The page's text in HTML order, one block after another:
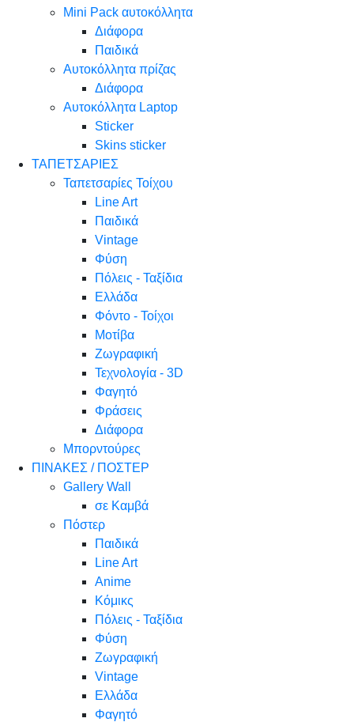
Mini Pack αυτοκόλλητα
Διάφορα
Παιδικά
Αυτοκόλλητα πρίζας
Διάφορα
Αυτοκόλλητα Laptop
Sticker
Skins sticker
ΤΑΠΕΤΣΑΡΙΕΣ
Ταπετσαρίες Τοίχου
Line Art
Παιδικά
Vintage
Φύση
Πόλεις - Ταξίδια
Ελλάδα
Φόντο - Τοίχοι
Μοτίβα
Ζωγραφική
Τεχνολογία - 3D
Φαγητό
Φράσεις
Διάφορα
Μπορντούρες
ΠΙΝΑΚΕΣ / ΠΟΣΤΕΡ
Gallery Wall
σε Καμβά
Πόστερ
Παιδικά
Line Art
Anime
Κόμικς
Πόλεις - Ταξίδια
Φύση
Ζωγραφική
Vintage
Ελλάδα
Φαγητό